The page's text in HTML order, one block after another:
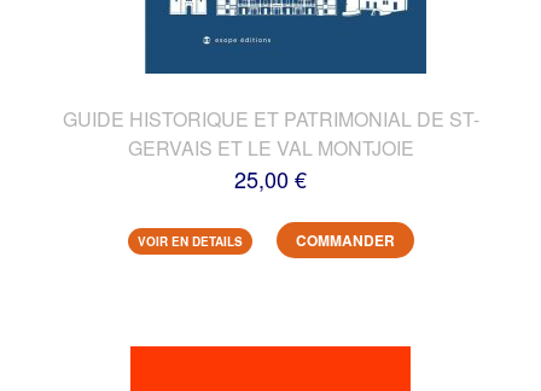
GUIDE HISTORIQUE ET PATRIMONIAL DE ST-
GERVAIS ET LE VAL MONTJOIE
25,00 €
VOIR EN DETAILS COMMANDER